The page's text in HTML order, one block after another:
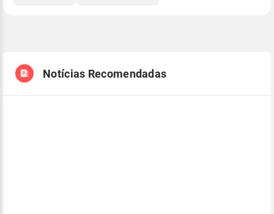
Notícias Recomendadas